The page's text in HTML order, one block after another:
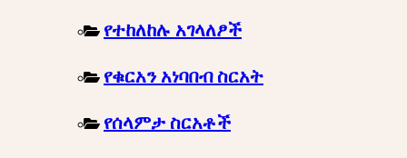
የተከለከሉ አገላለፆች
የቁርአን አነባበብ ስርአት
የሰላምታ ስርአቶች